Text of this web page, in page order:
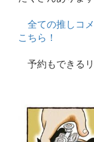
全ての推しコ
こちら！
予約もできる